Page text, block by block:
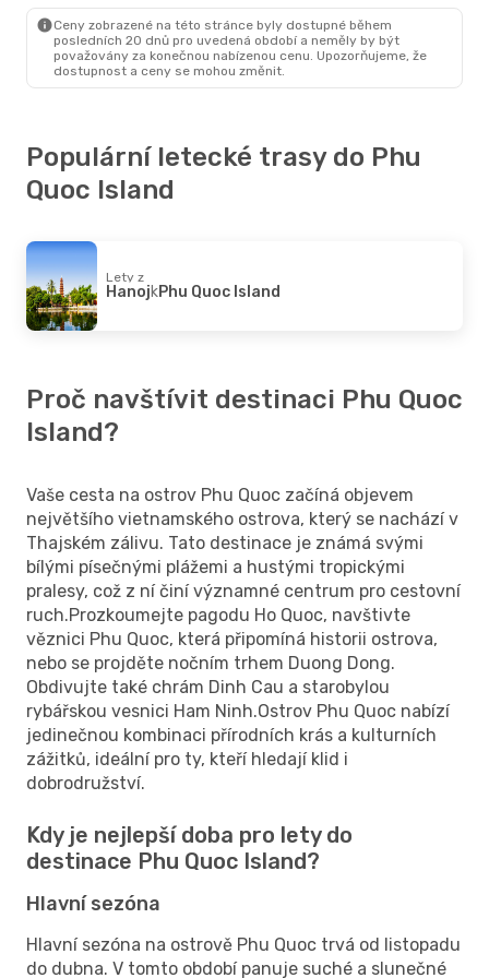
Ceny zobrazené na této stránce byly dostupné během
posledních 20 dnů pro uvedená období a neměly by být
považovány za konečnou nabízenou cenu. Upozorňujeme, že
dostupnost a ceny se mohou změnit.
Populární letecké trasy do Phu
Quoc Island
Lety z
HanojkPhu Quoc Island
Proč navštívit destinaci Phu Quoc
Island?
Vaše cesta na ostrov Phu Quoc začíná objevem
největšího vietnamského ostrova, který se nachází v
Thajském zálivu. Tato destinace je známá svými
bílými písečnými plážemi a hustými tropickými
pralesy, což z ní činí významné centrum pro cestovní
ruch.Prozkoumejte pagodu Ho Quoc, navštivte
věznici Phu Quoc, která připomíná historii ostrova,
nebo se projděte nočním trhem Duong Dong.
Obdivujte také chrám Dinh Cau a starobylou
rybářskou vesnici Ham Ninh.Ostrov Phu Quoc nabízí
jedinečnou kombinaci přírodních krás a kulturních
zážitků, ideální pro ty, kteří hledají klid i
dobrodružství.
Kdy je nejlepší doba pro lety do
destinace Phu Quoc Island?
Hlavní sezóna
Hlavní sezóna na ostrově Phu Quoc trvá od listopadu
do dubna. V tomto období panuje suché a slunečné